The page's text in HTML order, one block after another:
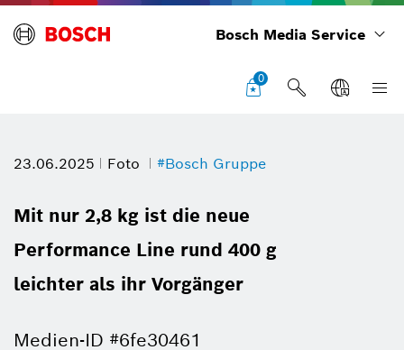
Bosch Media Service
0
23.06.2025 Foto #Bosch Gruppe
Mit nur 2,8 kg ist die neue
Performance Line rund 400 g
leichter als ihr Vorgänger
Medien-ID #6fe30461